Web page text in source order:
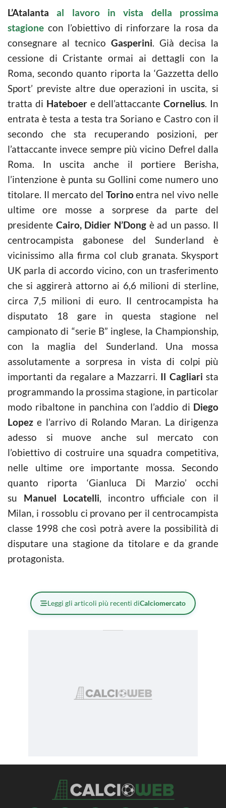
L’Atalantaal lavoro in vista della prossima
stagione con l’obiettivo di rinforzare la rosa da
consegnare al tecnico Gasperini. Già decisa la
cessione di Cristante ormai ai dettagli con la
Roma, secondo quanto riporta la ‘Gazzetta dello
Sport’ previste altre due operazioni in uscita, si
tratta di Hateboere dell’attaccanteCornelius. In
entrata è testa a testa tra Soriano e Castro con il
secondo che sta recuperando posizioni, per
l’attaccante invece sempre più vicino Defrel dalla
Roma. In uscita anche il portiere Berisha,
l’intenzione è punta su Gollini come numero uno
titolare. Il mercato del Torinoentra nel vivo nelle
ultime ore mosse a sorprese da parte del
presidente Cairo, Didier N’Dongè ad un passo. Il
centrocampista gabonese del Sunderland è
vicinissimo alla firma col club granata. Skysport
UK parla di accordo vicino, con un trasferimento
che si aggirerà attorno ai 6,6 milioni di sterline,
circa 7,5 milioni di euro. Il centrocampista ha
disputato 18 gare in questa stagione nel
campionato di “serie B” inglese, la Championship,
con la maglia del Sunderland. Una mossa
assolutamente a sorpresa in vista di colpi più
importanti da regalare a Mazzarri. Il Cagliari sta
programmando la prossima stagione, in particolar
modo ribaltone in panchina con l’addio di Diego
Lopez e l’arrivo di Rolando Maran. La dirigenza
adesso si muove anche sul mercato con
l’obiettivo di costruire una squadra competitiva,
nelle ultime ore importante mossa. Secondo
quanto riporta ‘Gianluca Di Marzio’ occhi
su Manuel Locatelli, incontro ufficiale con il
Milan, i rossoblu ci provano per il centrocampista
classe 1998 che così potrà avere la possibilità di
disputare una stagione da titolare e da grande
protagonista.
Leggi gli articoli più recenti diCalciomercato